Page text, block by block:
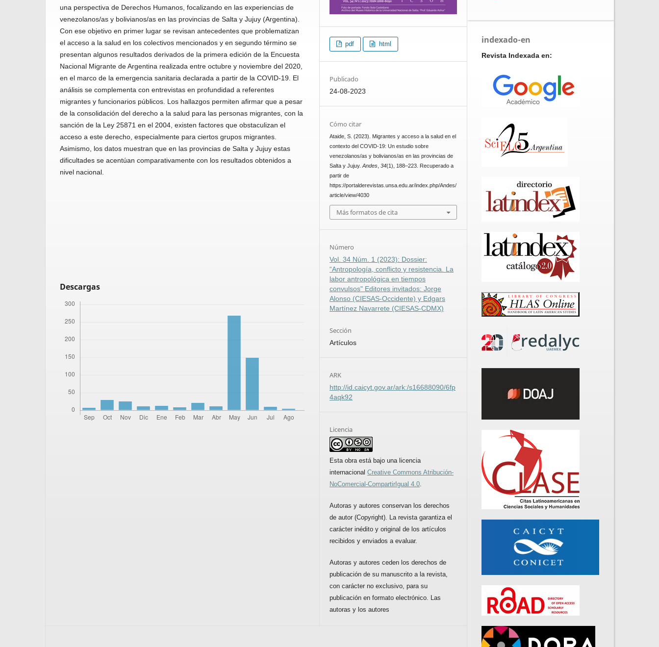
una perspectiva de Derechos Humanos, focalizando en las experiencias de
venezolanos/as y bolivianos/as en las provincias de Salta y Jujuy (Argentina).
Con ese objetivo en primer lugar se revisan antecedentes que problematizan
el acceso a la salud en los colectivos mencionados y en segundo término se
presentan algunos resultados derivados de la primera edición de la Encuesta
Nacional Migrante de Argentina realizada entre octubre y noviembre del 2020,
en el marco de la emergencia sanitaria declarada a partir de la COVID-19. El
análisis se complementa con entrevistas en profundidad a referentes
migrantes y funcionarios públicos. Los hallazgos permiten afirmar que a pesar
de la consolidación del derecho a la salud para las personas migrantes, con la
sanción de la Ley 25871 en el 2004, existen factores que obstaculizan el
acceso a este derecho, especialmente para ciertos grupos migrantes.
Asimismo, los datos muestran que en las provincias de Salta y Jujuy estas
dificultades se acentúan comparativamente con los resultados obtenidos a
nivel nacional.
Descargas
pdf html
Publicado
24-08-2023
Cómo citar
Ataide, S. (2023). Migrantes y acceso a la salud en el
contexto del COVID-19: Un estudio sobre
venezolanos/as y bolivianos/as en las provincias de
Salta y Jujuy.Andes ,34(1), 188–223. Recuperado a
partir de
https://portalderevistas.unsa.edu.ar/index.php/Andes/
article/view/4030
Más formatos de cita
Número
Vol. 34 Núm. 1 (2023): Dossier:
“Antropología, conflicto y resistencia. La
labor antropológica en tiempos
convulsos" Editores invitados: Jorge
Alonso (CIESAS-Occidente) y Edgars
Martínez Navarrete (CIESAS-CDMX)
Sección
Artículos
ARK
http://id.caicyt.gov.ar/ark:/s16688090/6fp
4aqk92
Licencia
Esta obra está bajo una licencia
internacionalCreative Commons Atribución-
NoComercial-CompartirIgual 4.0.
Autoras y autores conservan los derechos
de autor (Copyright). La revista garantiza el
carácter inédito y original de los artículos
recibidos y enviados a evaluar.
Autoras y autores ceden los derechos de
publicación de su manuscrito a la revista,
con carácter no exclusivo, para su
publicación en formato electrónico. Las
autoras y los autores
indexado-en
Revista Indexada en: